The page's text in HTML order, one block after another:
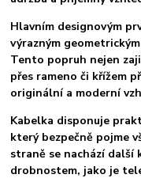
Hlavním designovým
výrazným
Tento popruh nejen
přes rameno či křížem
originální a moderní
Kabelka disponuje
který bezpečně pojme
straně se nachází další
drobnostem, jako je